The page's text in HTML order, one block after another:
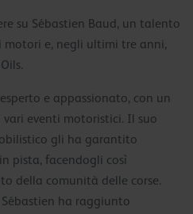
su Sébastien Baud, un talento
e, negli ultimi tre anni,
e appassionato, con un
eventi motoristici. Il suo
gli ha garantito
pista, facendogli così
della comunità delle corse.
ha raggiunto